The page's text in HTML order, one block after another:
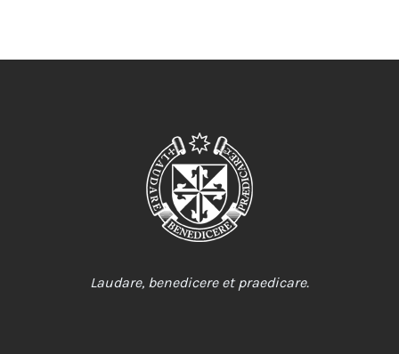
Laudare, benedicere et praedicare.